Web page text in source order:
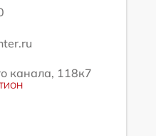
канала, 118к7